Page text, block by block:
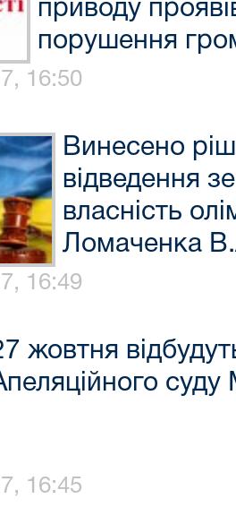
приводу
порушення
16:50
Винесено
відведення
власність
Ломаченка
16:49
жовтня
суду
16:45